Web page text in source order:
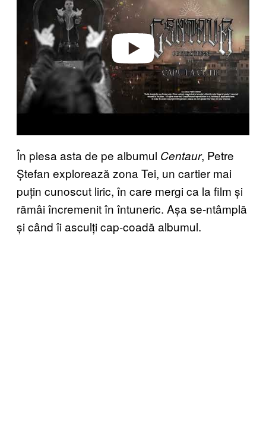
În piesa asta de pe albumul Centaur, Petre
Ștefan explorează zona Tei, un cartier mai
puțin cunoscut liric, în care mergi ca la film și
rămâi încremenit în întuneric. Așa se-ntâmplă
și când îi asculți cap-coadă albumul.